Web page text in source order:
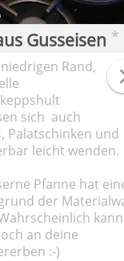
Gusseisen *
Rand,
sich auch
Palatschinken und
leicht wenden.
Pfanne hat
der
an deine
:-)